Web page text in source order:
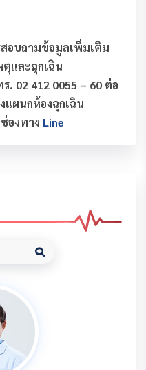
อบถามข้อมูลเพิ่มเติม
และฉุกเฉิน
ร. 02 412 0055 – 60 ต่อ
แผนกห้องฉุกเฉิน
องทาง Line